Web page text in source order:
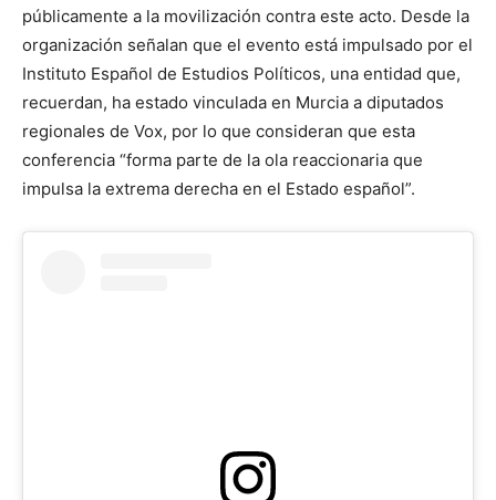
públicamente a la movilización contra este acto. Desde la
organización señalan que el evento está impulsado por el
Instituto Español de Estudios Políticos, una entidad que,
recuerdan, ha estado vinculada en Murcia a diputados
regionales de Vox, por lo que consideran que esta
conferencia “forma parte de la ola reaccionaria que
impulsa la extrema derecha en el Estado español”.